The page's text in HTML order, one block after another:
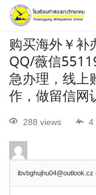
购买海外￥补
QQ/薇信
急办理，线上
作，做留信网
288 views 4
ibvbghujhu04@outlook.cz